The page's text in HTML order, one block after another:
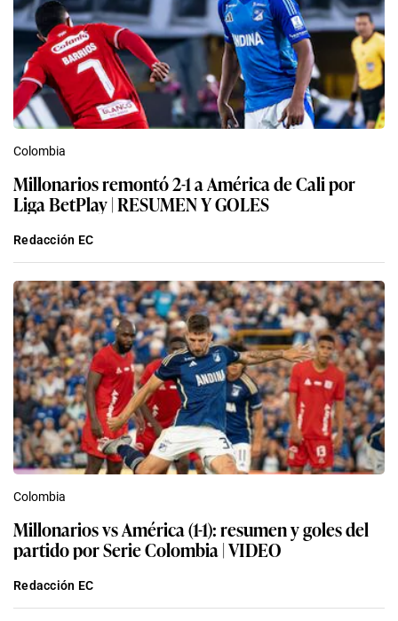
Colombia
Millonarios remontó 2-1 a América de Cali por
Liga BetPlay | RESUMEN Y GOLES
Redacción EC
Colombia
Millonarios vs América (1-1): resumen y goles del
partido por Serie Colombia | VIDEO
Redacción EC